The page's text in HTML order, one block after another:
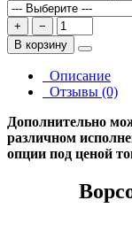
+
−
В корзину
Описание
Отзывы (0)
Дополнительно
различном
опции под ценой